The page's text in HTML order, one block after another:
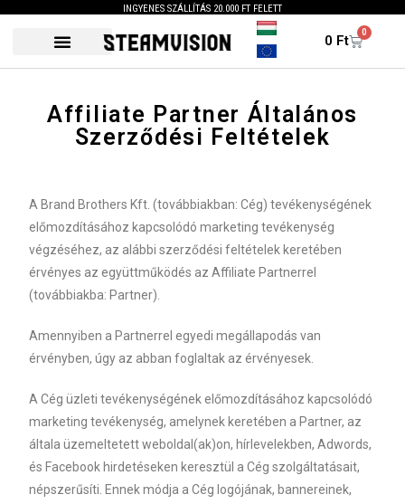
INGYENES SZÁLLÍTÁS 20.000 FT FELETT
0 Ft
0
Affiliate Partner Általános
Szerződési Feltételek
A Brand Brothers Kft. (továbbiakban: Cég) tevékenységének
előmozdításához kapcsolódó marketing tevékenység
végzéséhez, az alábbi szerződési feltételek keretében
érvényes az együttműködés az Affiliate Partnerrel
(továbbiakba: Partner).
Amennyiben a Partnerrel egyedi megállapodás van
érvényben, úgy az abban foglaltak az érvényesek.
A Cég üzleti tevékenységének előmozdításához kapcsolódó
marketing tevékenység, amelynek keretében a Partner, az
általa üzemeltetett weboldal(ak)on, hírlevelekben, Adwords,
és Facebook hirdetéseken keresztül a Cég szolgáltatásait,
népszerűsíti. Ennek módja a Cég logójának, bannereinek,